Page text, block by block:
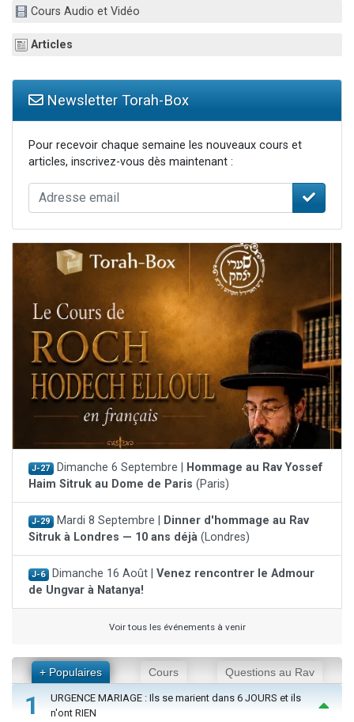
5 personnes viennent de faire un don pour Reloger Rivka, 6 enfants, victime de violences...
Cours Audio et Vidéo
Articles
Newsletter Torah-Box
Pour recevoir chaque semaine les nouveaux cours et
articles, inscrivez-vous dès maintenant :
J-27 Dimanche 6 Septembre |
Hommage au Rav Yossef
Haim Sitruk au Dome de Paris (Paris)
J-29 Mardi 8 Septembre |
Dinner d'hommage au Rav
Sitruk à Londres — 10 ans déjà (Londres)
J-6 Dimanche 16 Août | Venez rencontrer le Admour
de Ungvar à Natanya!
Voir tous les événements à venir
+ Populaires Cours Questions au Rav
1
URGENCE MARIAGE : Ils se marient dans 6 JOURS et ils
n'ont RIEN